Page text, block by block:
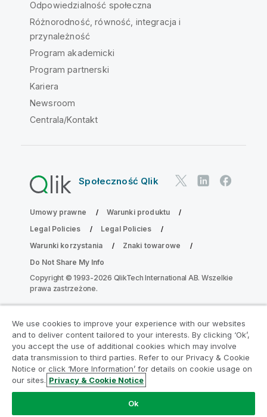
Odpowiedzialność społeczna
Różnorodność, równość, integracja i
przynależność
Program akademicki
Program partnerski
Kariera
Newsroom
Centrala/Kontakt
Społeczność Qlik
Umowy prawne
Warunki produktu
Legal Policies
Legal Policies
Warunki korzystania
Znaki towarowe
Do Not Share My Info
Copyright © 1993-2026 QlikTech International AB. Wszelkie
prawa zastrzeżone.
Dołącz do Programu Modernizacji
Analityki
Przeprowadź modernizację bez szkody dla Twoich
cennych aplikacji QlikView za pomocą programu
We use cookies to improve your experience with our websites
and to deliver content tailored to your interests. By clicking ‘Ok’,
you accept the use of additional cookies which may involve
data transmission to third parties. Refer to our Privacy & Cookie
Notice or click ‘More Information’ for details on cookie usage on
our sites. Privacy & Cookie Notice
Ok